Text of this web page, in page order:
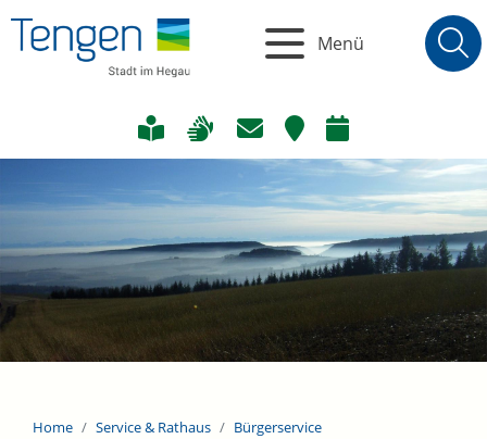
Menü
Home Service & Rathaus
Bürgerservice